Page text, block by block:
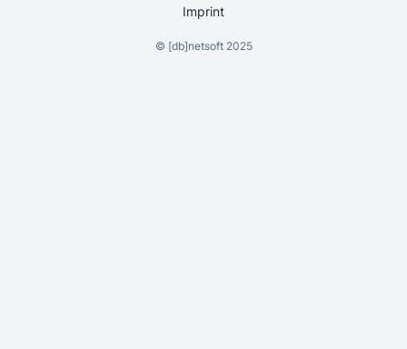
Imprint
© [db]netsoft2025